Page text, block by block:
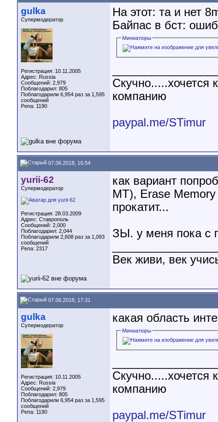
gulka
Супермодератор
Регистрация: 10.11.2005
Адрес: Russia
Сообщений: 2,979
Поблагодарил: 805
Поблагодарили 6,954 раз за 1,595
сообщений
Репа: 1190
На этот: та и нет
Байпас в бст:
Миниатюры
компанию
paypal.me/STimur
07.06.2018, 16:54
yurii-62
Супермодератор
Регистрация: 28.03.2009
Адрес: Ставрополь
Сообщений: 2,000
Поблагодарил: 2,044
Поблагодарили 2,608 раз за 1,093
сообщений
Репа: 2317
как вариант
МТ), Erase Memory
прокатит...
ЗЫ. у меня пока с
Век живи, век
07.06.2018, 17:31
gulka
Супермодератор
Регистрация: 10.11.2005
Адрес: Russia
Сообщений: 2,979
Поблагодарил: 805
Поблагодарили 6,954 раз за 1,595
сообщений
Репа: 1190
какая область
Миниатюры
компанию
paypal.me/STimur